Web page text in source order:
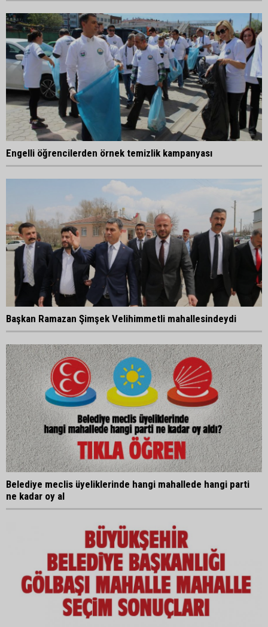
Engelli öğrencilerden örnek temizlik kampanyası
Başkan Ramazan Şimşek Velihimmetli mahallesindeydi
Belediye meclis üyeliklerinde hangi mahallede hangi parti
ne kadar oy al